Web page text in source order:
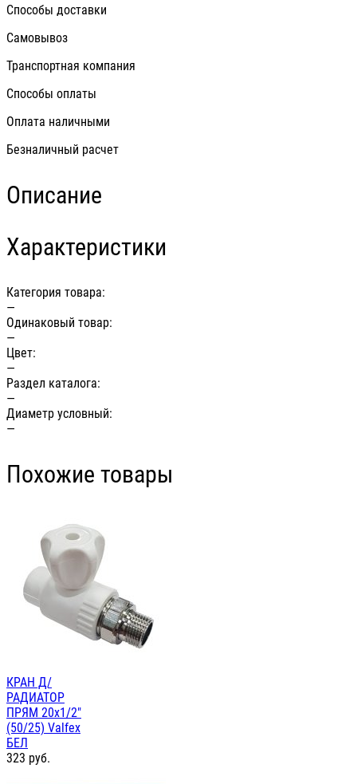
Способы доставки
Самовывоз
Транспортная компания
Способы оплаты
Оплата наличными
Безналичный расчет
Описание
Характеристики
Категория товара:
—
Одинаковый товар:
—
Цвет:
—
Раздел каталога:
—
Диаметр условный:
—
Похожие товары
КРАН Д/
РАДИАТОР
ПРЯМ 20х1/2"
(50/25) Valfex
БЕЛ
323 руб.